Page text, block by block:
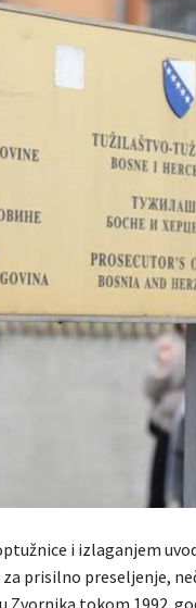
i izlaganjem
prisilno preseljenje,